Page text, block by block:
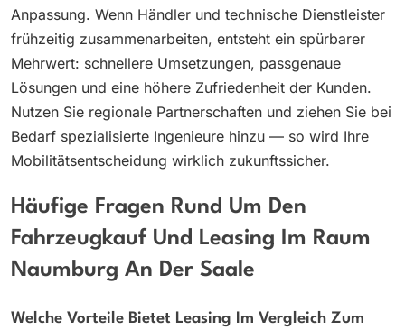
Anpassung. Wenn Händler und technische Dienstleister
frühzeitig zusammenarbeiten, entsteht ein spürbarer
Mehrwert: schnellere Umsetzungen, passgenaue
Lösungen und eine höhere Zufriedenheit der Kunden.
Nutzen Sie regionale Partnerschaften und ziehen Sie bei
Bedarf spezialisierte Ingenieure hinzu — so wird Ihre
Mobilitätsentscheidung wirklich zukunftssicher.
Häufige Fragen Rund Um Den
Fahrzeugkauf Und Leasing Im Raum
Naumburg An Der Saale
Welche Vorteile Bietet Leasing Im Vergleich Zum